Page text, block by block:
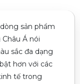
sản phẩm
Á nói
sắc đa dạng
hơn với các
tế trong